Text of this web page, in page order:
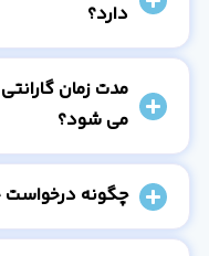
دارد؟
مدت زمان
می شود؟
چگونه درخواست